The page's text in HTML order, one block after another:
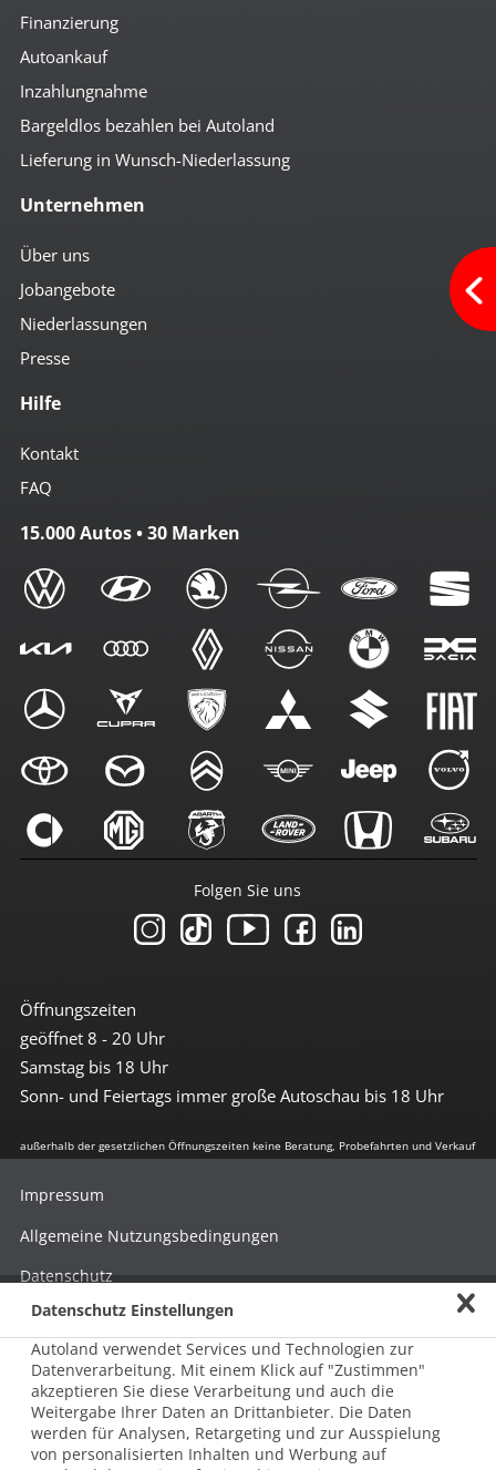
Finanzierung
Autoankauf
Inzahlungnahme
Bargeldlos bezahlen bei Autoland
Lieferung in Wunsch-Niederlassung
Unternehmen
Über uns
Jobangebote
Niederlassungen
Presse
Hilfe
Kontakt
FAQ
15.000 Autos • 30 Marken
Öffnungszeiten
geöffnet 8 - 20 Uhr
Samstag bis 18 Uhr
Sonn- und Feiertags immer große Autoschau bis 18 Uhr
Folgen Sie uns
außerhalb der gesetzlichen Öffnungszeiten keine Beratung, Probefahrten und Verkauf
© 2026 AUTOLAND 24 SE & Co. Betriebs KG
Werner-von-Siemens-Str. 2, 06796 Brehna, Deutschland
Impressum
Allgemeine Nutzungsbedingungen
Datenschutz
Hinweisgebersystem nach HinSchG
Beschwerde nach LkSG
Grundsatzerklärung zum LkSG
Datenschutz Einstellungen
Autoland verwendet Services und Technologien zur
Datenverarbeitung. Mit einem Klick auf "Zustimmen"
akzeptieren Sie diese Verarbeitung und auch die
Weitergabe Ihrer Daten an Drittanbieter. Die Daten
werden für Analysen, Retargeting und zur Ausspielung
von personalisierten Inhalten und Werbung auf